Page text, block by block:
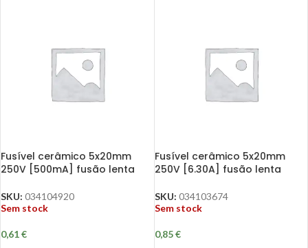
Fusível cerâmico 5x20mm
250V [500mA] fusão lenta
SKU: 034104920
Sem stock
0,61€
Fusível cerâmico 5x20mm
250V [6.30A] fusão lenta
SKU: 034103674
Sem stock
0,85€